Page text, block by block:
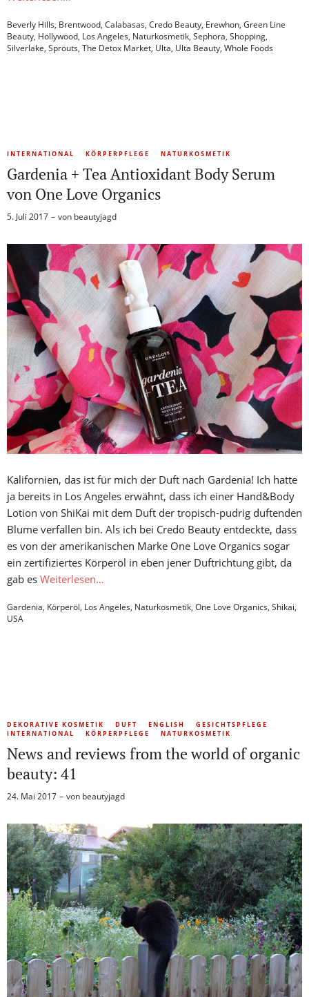
Beverly Hills, Brentwood, Calabasas, Credo Beauty, Erewhon, Green Line
Beauty, Hollywood, Los Angeles, Naturkosmetik, Sephora, Shopping,
Silverlake, Sprouts, The Detox Market, Ulta, Ulta Beauty, Whole Foods
INTERNATIONAL KÖRPERPFLEGE NATURKOSMETIK
Gardenia + Tea Antioxidant Body Serum
von One Love Organics
5. Juli 2017 von beautyjagd
Kalifornien, das ist für mich der Duft nach Gardenia! Ich hatte
ja bereits in Los Angeles erwähnt, dass ich einer Hand&Body
Lotion von ShiKai mit dem Duft der tropisch-pudrig duftenden
Blume verfallen bin. Als ich bei Credo Beauty entdeckte, dass
es von der amerikanischen Marke One Love Organics sogar
ein zertifiziertes Körperöl in eben jener Duftrichtung gibt, da
gab es Weiterlesen…
Gardenia, Körperöl, Los Angeles, Naturkosmetik, One Love Organics, Shikai,
USA
DEKORATIVE KOSMETIK DUFT ENGLISH
GESICHTSPFLEGE
INTERNATIONAL
KÖRPERPFLEGE NATURKOSMETIK
News and reviews from the world of organic
beauty: 41
24. Mai 2017 von beautyjagd